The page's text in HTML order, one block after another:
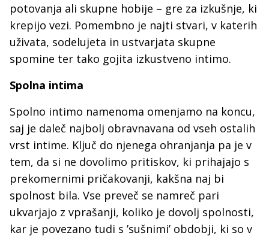
potovanja ali skupne hobije – gre za izkušnje, ki
krepijo vezi. Pomembno je najti stvari, v katerih
uživata, sodelujeta in ustvarjata skupne
spomine ter tako gojita izkustveno intimo.
Spolna intima
Spolno intimo namenoma omenjamo na koncu,
saj je daleč najbolj obravnavana od vseh ostalih
vrst intime. Ključ do njenega ohranjanja pa je v
tem, da si ne dovolimo pritiskov, ki prihajajo s
prekomernimi pričakovanji, kakšna naj bi
spolnost bila. Vse preveč se namreč pari
ukvarjajo z vprašanji, koliko je dovolj spolnosti,
kar je povezano tudi s ’sušnimi’ obdobji, ki so v